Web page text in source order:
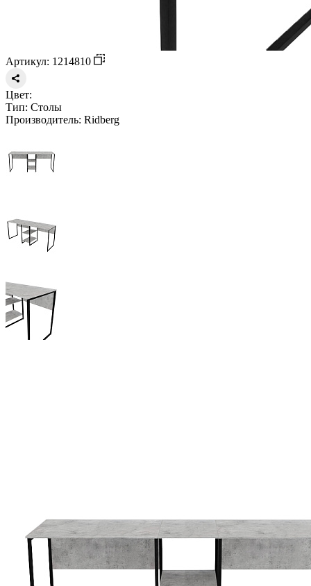
Артикул: 1214810
Цвет:
Тип: Столы
Производитель: Ridberg